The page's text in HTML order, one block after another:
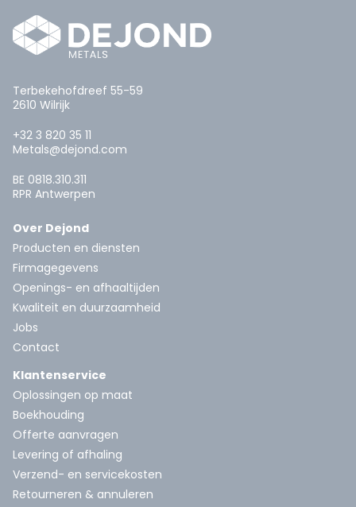
Terbekehofdreef 55-59
2610 Wilrijk
+32 3 820 35 11
Metals@dejond.com
BE 0818.310.311
RPR Antwerpen
Over Dejond
Producten en diensten
Firmagegevens
Openings- en afhaaltijden
Kwaliteit en duurzaamheid
Jobs
Contact
Klantenservice
Oplossingen op maat
Boekhouding
Offerte aanvragen
Levering of afhaling
Verzend- en servicekosten
Retourneren & annuleren